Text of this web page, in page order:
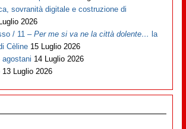
sovranità digitale e costruzione di
2026
/ 11 –Per me si va ne la città dolente… la
Cèline 15 Luglio 2026
agostani 14 Luglio 2026
13 Luglio 2026